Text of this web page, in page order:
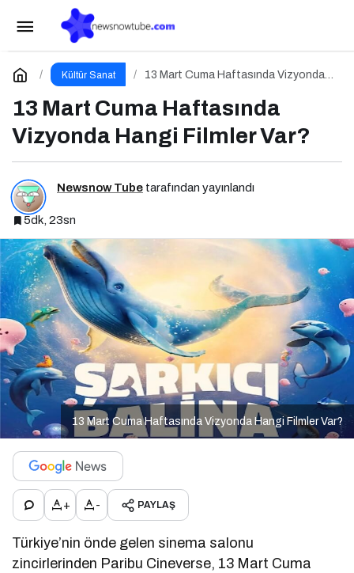
Kültür Sanat
13 Mart Cuma Haftasında Vizyonda
13 Mart Cuma Haftasında
Vizyonda Hangi Filmler Var?
Newsnow Tube tarafından yayınlandı
5dk, 23sn
13 Mart Cuma Haftasında Vizyonda Hangi Filmler Var?
+ - PAYLAŞ
Türkiye’nin önde gelen sinema salonu
zincirlerinden Paribu Cineverse, 13 Mart Cuma
100 Yazar 100 Yeni Eser Projesi Ödül Töreni
Gerçekleşti
Yorum Yap